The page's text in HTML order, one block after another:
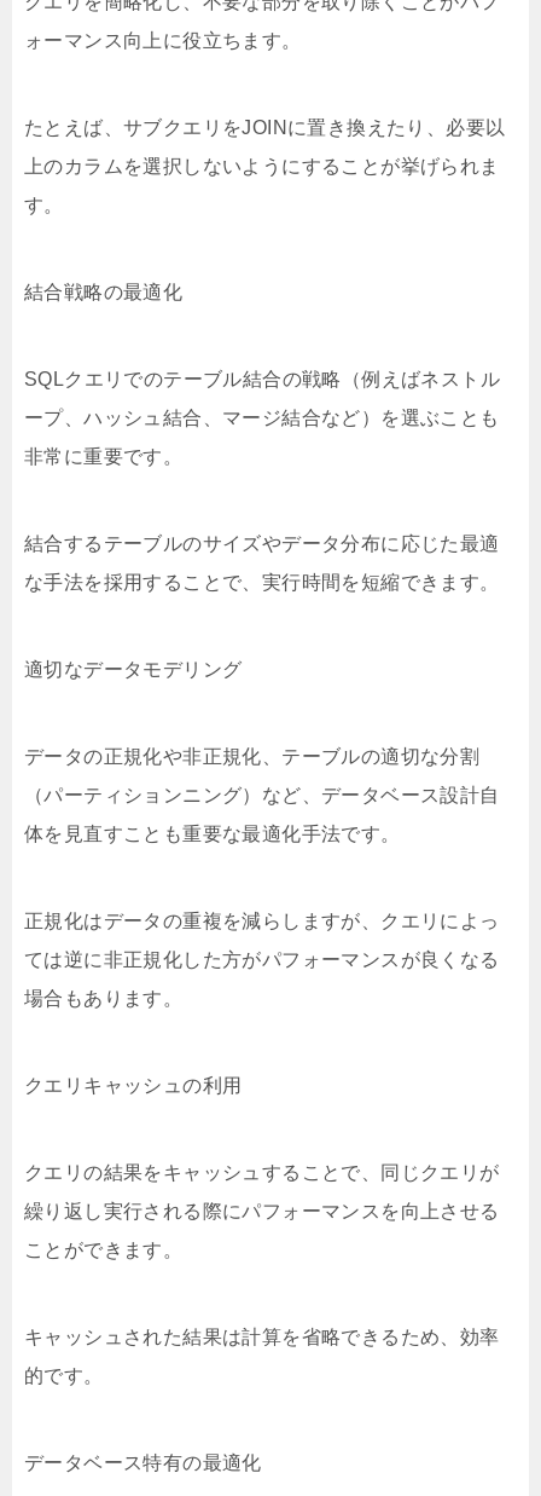
ォーマンス向上に役立ちます。
たとえば、サブクエリをJOINに置き換えたり、必要以
上のカラムを選択しないようにすることが挙げられま
す。
結合戦略の最適化
SQLクエリでのテーブル結合の戦略（例えばネストル
ープ、ハッシュ結合、マージ結合など）を選ぶことも
非常に重要です。
結合するテーブルのサイズやデータ分布に応じた最適
な手法を採用することで、実行時間を短縮できます。
適切なデータモデリング
データの正規化や非正規化、テーブルの適切な分割
（パーティションニング）など、データベース設計自
体を見直すことも重要な最適化手法です。
正規化はデータの重複を減らしますが、クエリによっ
ては逆に非正規化した方がパフォーマンスが良くなる
場合もあります。
クエリキャッシュの利用
クエリの結果をキャッシュすることで、同じクエリが
繰り返し実行される際にパフォーマンスを向上させる
ことができます。
キャッシュされた結果は計算を省略できるため、効率
的です。
データベース特有の最適化